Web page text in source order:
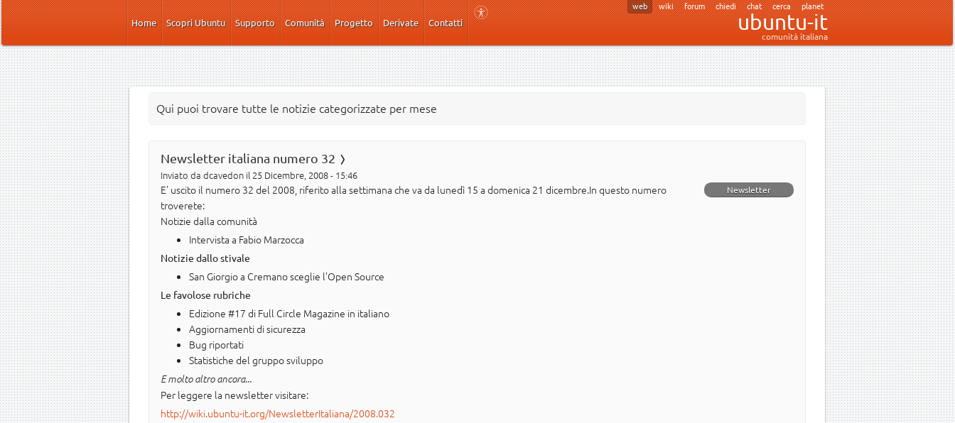
Salta al contenuto principale
Home
Scopri Ubuntu Supporto Comunità Progetto Derivate Contatti
web wiki forum chiedi chat cerca planet
ubuntu-it
comunità italiana
Qui puoi trovare tutte le notizie categorizzate per mese
Newsletter italiana numero 32
Inviato da dcavedon il 25 Dicembre, 2008 - 15:46
Newsletter
E' uscito il numero 32 del 2008, riferito alla settimana che va da lunedì 15 a domenica 21 dicembre.In questo numero
troverete:
Notizie dalla comunità
Intervista a Fabio Marzocca
Notizie dallo stivale
San Giorgio a Cremano sceglie l'Open Source
Le favolose rubriche
Edizione #17 di Full Circle Magazine in italiano
Aggiornamenti di sicurezza
Bug riportati
Statistiche del gruppo sviluppo
E molto altro ancora...
Per leggere la newsletter visitare:
http://wiki.ubuntu-it.org/NewsletterItaliana/2008.032